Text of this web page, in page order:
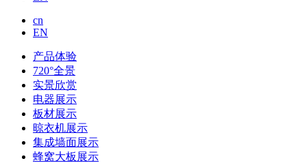
cn
EN
产品体验
720°全景
实景欣赏
电器展示
板材展示
晾衣机展示
集成墙面展示
蜂窝大板展示